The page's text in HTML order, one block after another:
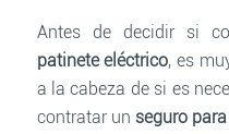
Antes de decidir si
patinete eléctrico, es
a la cabeza de si es
contratar un seguro